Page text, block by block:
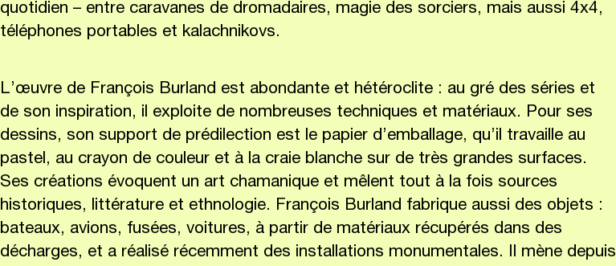
quotidien – entre caravanes de dromadaires, magie des sorciers, mais aussi 4x4,
téléphones portables et kalachnikovs.
L’œuvre de François Burland est abondante et hétéroclite : au gré des séries et
de son inspiration, il exploite de nombreuses techniques et matériaux. Pour ses
dessins, son support de prédilection est le papier d’emballage, qu’il travaille au
pastel, au crayon de couleur et à la craie blanche sur de très grandes surfaces.
Ses créations évoquent un art chamanique et mêlent tout à la fois sources
historiques, littérature et ethnologie. François Burland fabrique aussi des objets :
bateaux, avions, fusées, voitures, à partir de matériaux récupérés dans des
décharges, et a réalisé récemment des installations monumentales. Il mène depuis